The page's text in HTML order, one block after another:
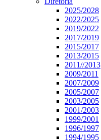
2025/2028
2022/2025
2019/2022
2017/2019
2015/2017
2013/2015
2011//2013
2009/2011
2007/2009
2005/2007
2003/2005
2001/2003
1999/2001
1996/1997
1994/1995